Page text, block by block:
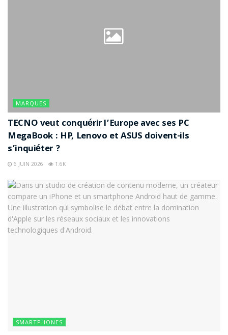
MARQUES
TECNO veut conquérir l’Europe avec ses PC
MegaBook : HP, Lenovo et ASUS doivent-ils
s’inquiéter ?
6 JUIN 2026 1.6K
SMARTPHONES